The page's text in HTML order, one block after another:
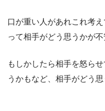
口が重い人があれこれ考
って相手がどう思うかが不
もしかしたら相手を怒ら
うかもなど、相手がどう